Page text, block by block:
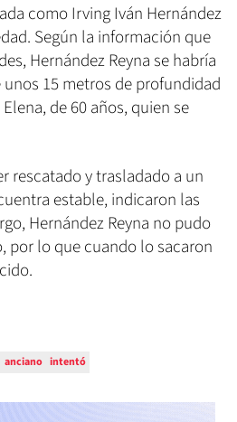
como Irving Iván Hernández
Según la información que
Hernández Reyna se habría
15 metros de profundidad
de 60 años, quien se
rescatado y trasladado a un
estable, indicaron las
Hernández Reyna no pudo
por lo que cuando lo sacaron
anciano intentó